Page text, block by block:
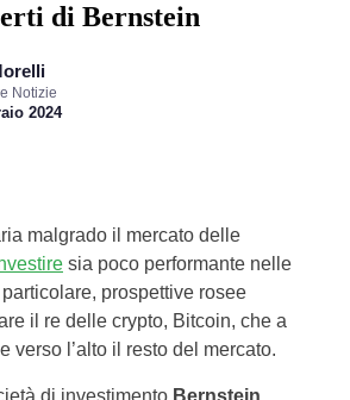
di Bernstein
Notizie
2024
malgrado il mercato delle
sia poco performante nelle
prospettive rosee
il re delle crypto, Bitcoin, che a
verso l’alto il resto del mercato.
di investimento Bernstein